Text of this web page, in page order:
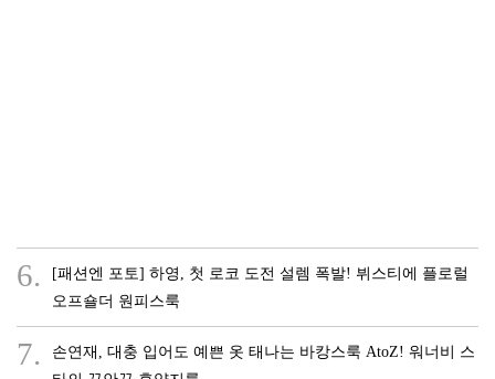
6.
[패션엔 포토] 하영, 첫 로코 도전 설렘 폭발! 뷔스티에 플로럴
오프숄더 원피스룩
7.
손연재, 대충 입어도 예쁜 옷 태나는 바캉스룩 AtoZ! 워너비 스